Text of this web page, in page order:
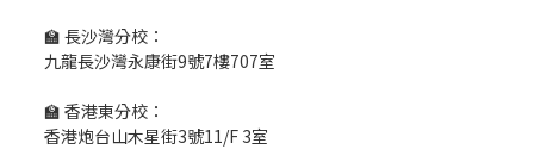
🏫 長沙灣分校：
九龍長沙灣永康街9號7樓707室
🏫 香港東分校：
香港炮台山木星街3號11/F 3室